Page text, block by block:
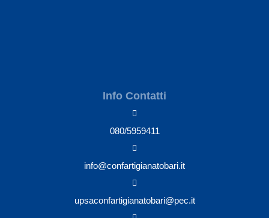
Info Contatti
080/5959411
info@confartigianatobari.it
upsaconfartigianatobari@pec.it